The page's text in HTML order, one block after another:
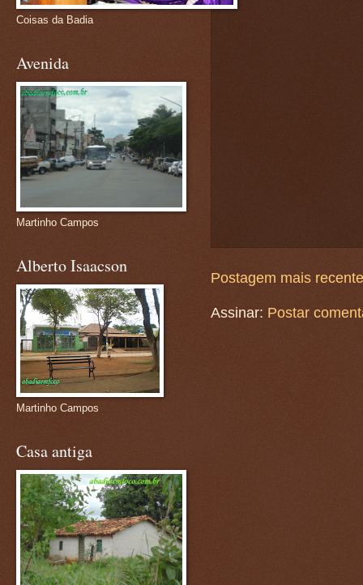
Postagem mais recente
Assinar: Postar
Coisas da Badia
Avenida
Martinho Campos
Alberto Isaacson
Martinho Campos
Casa antiga